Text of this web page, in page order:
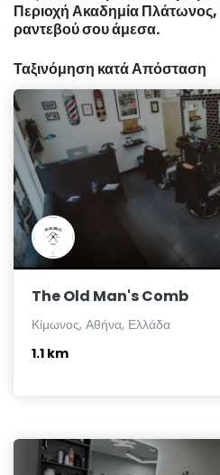
Περιοχή Ακαδημία Πλάτωνος,
ραντεβού σου άμεσα.
Ταξινόμηση κατά Απόσταση
The Old Man's Comb
Κίμωνος, Αθήνα, Ελλάδα
1.1 km